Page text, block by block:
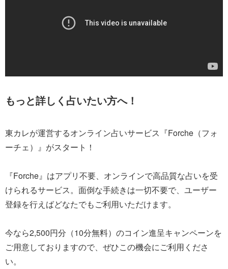
もっと詳しく占いたい方へ！
東カレが運営するオンライン占いサービス『Forche（フォ
ーチェ）』がスタート！
『Forche』はアプリ不要、オンラインで高品質な占いを受
けられるサービス。面倒な手続きは一切不要で、ユーザー
登録を行えばどなたでもご利用いただけます。
今なら2,500円分（10分無料）のコイン進呈キャンペーンを
ご用意しておりますので、ぜひこの機会にご利用くださ
い。